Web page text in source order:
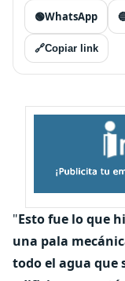
🟢WhatsApp
🔗Copiar link
"Esto fue lo que
una pala
todo el agua que